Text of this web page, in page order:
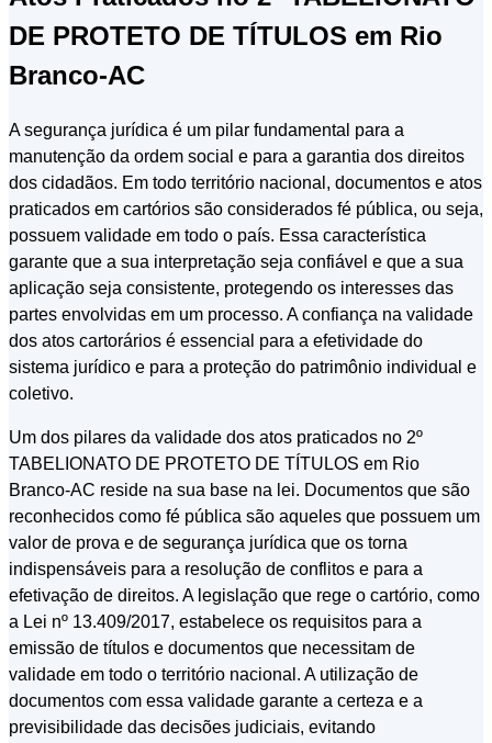
DE PROTETO DE TÍTULOS em Rio
Branco-AC
A segurança jurídica é um pilar fundamental para a
manutenção da ordem social e para a garantia dos direitos
dos cidadãos. Em todo território nacional, documentos e atos
praticados em cartórios são considerados fé pública, ou seja,
possuem validade em todo o país. Essa característica
garante que a sua interpretação seja confiável e que a sua
aplicação seja consistente, protegendo os interesses das
partes envolvidas em um processo. A confiança na validade
dos atos cartorários é essencial para a efetividade do
sistema jurídico e para a proteção do patrimônio individual e
coletivo.
Um dos pilares da validade dos atos praticados no 2º
TABELIONATO DE PROTETO DE TÍTULOS em Rio
Branco-AC reside na sua base na lei. Documentos que são
reconhecidos como fé pública são aqueles que possuem um
valor de prova e de segurança jurídica que os torna
indispensáveis para a resolução de conflitos e para a
efetivação de direitos. A legislação que rege o cartório, como
a Lei nº 13.409/2017, estabelece os requisitos para a
emissão de títulos e documentos que necessitam de
validade em todo o território nacional. A utilização de
documentos com essa validade garante a certeza e a
previsibilidade das decisões judiciais, evitando